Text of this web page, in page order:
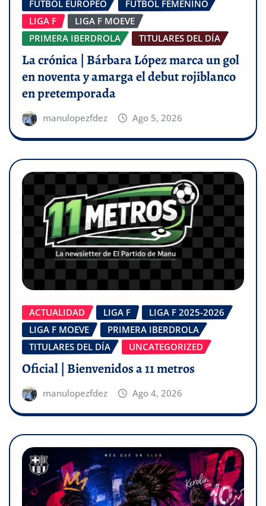
FÚTBOL EUROPEO
FÚTBOL FEMENINO
LIGA F
LIGA F MOEVE
PRIMERA IBERDROLA
TITULARES DEL DÍA
La crónica | Bárbara López marca un gol
en noventa y amarga el debut rojiblanco
en pretemporada
manulopezfdez Ago 5, 2026
ACTUALIDAD LIGA F
LIGA F 2025-2026
LIGA F MOEVE
PRIMERA IBERDROLA
TITULARES DEL DÍA
UNCATEGORIZED
Oficial | Bienvenidos a 11 metros
manulopezfdez Ago 4, 2026